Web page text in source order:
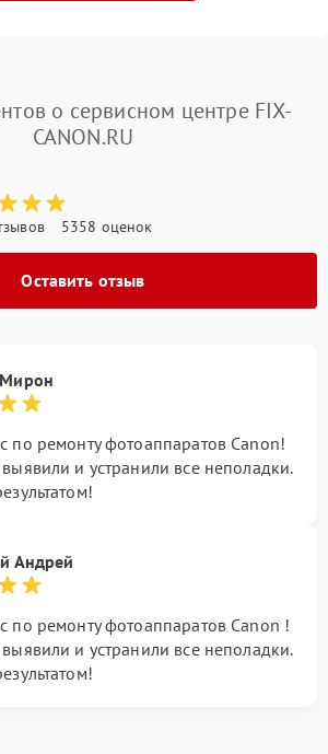
о сервисном центре FIX-
CANON.RU
5358 оценок
Оставить отзыв
по ремонту фотоаппаратов Canon!
и устранили все неполадки.
Андрей
по ремонту фотоаппаратов Canon !
и устранили все неполадки.